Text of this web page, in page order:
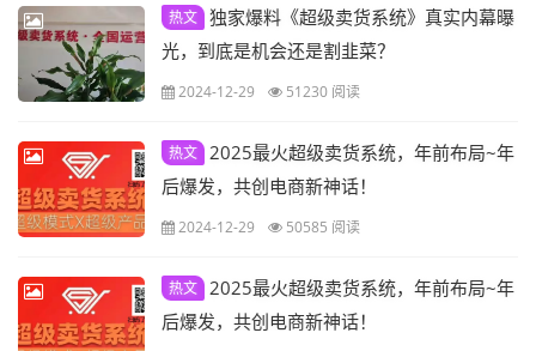
热文 独家爆料《超级卖货系统》真实内幕曝
光，到底是机会还是割韭菜？
2024-12-29 51230 阅读
热文 2025最火超级卖货系统，年前布局~年
后爆发，共创电商新神话！
2024-12-29 50585 阅读
热文 2025最火超级卖货系统，年前布局~年
后爆发，共创电商新神话！